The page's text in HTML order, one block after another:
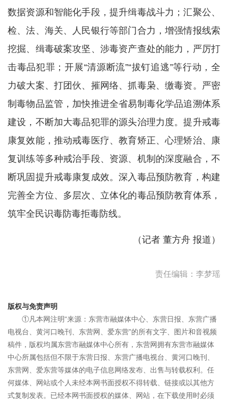
数据资源和智能化手段，提升缉毒战斗力；汇聚公、
检、法、海关、人民银行等部门合力，增强情报线索
挖掘、缉毒破案攻坚、涉毒资产查处的能力，严厉打
击毒品犯罪；开展“清源断流”“拔钉追逃”等行动，全
力破大案、打团伙、摧网络、抓毒枭、缴毒资。严密
制毒物品监管，加快推进全省易制毒化学品追溯体系
建设，不断加大毒品犯罪的源头治理力度。提升戒毒
康复效能，推动戒毒医疗、教育矫正、心理矫治、康
复训练等多种戒治手段、资源、机制的深度融合，不
断巩固提升戒毒康复成效。深入毒品预防教育，构建
完善全方位、多层次、立体化的毒品预防教育体系，
筑牢全民识毒防毒拒毒防线。
（记者 董方舟 报道）
责任编辑：李梦瑶
版权与免责声明
①凡本网注明“来源：东营市融媒体中心、东营日报、东营广播
电视台、黄河口晚刊、东营网、爱东营”的所有文字、图片和音视频
稿件，版权均属东营市融媒体中心所有，东营网拥有东营市融媒体
中心所属包括但不限于东营日报、东营广播电视台、黄河口晚刊、
东营网、爱东营等媒体的电子信息网络发布、出售与转载权利。任
何媒体、网站或个人未经本网书面授权不得转载、链接或以其他方
式复制发表。已经本网书面授权的媒体、网站，在下载使用时必须